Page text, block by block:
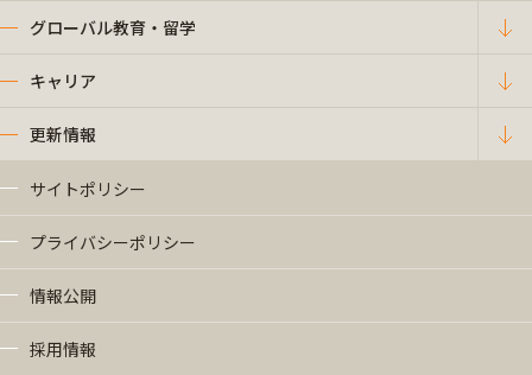
グローバル教育・留学
キャリア
更新情報
サイトポリシー
プライバシーポリシー
情報公開
採用情報